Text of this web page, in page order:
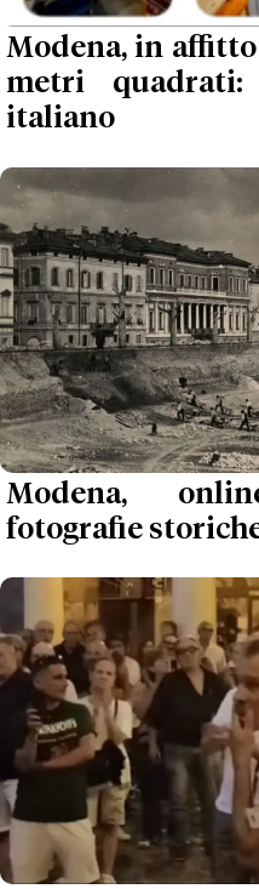
Modena, in
metri
italiano
Modena,
fotografie